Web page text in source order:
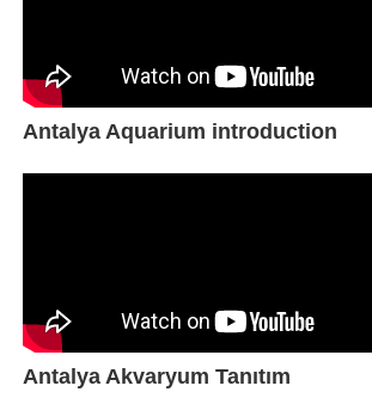
Antalya Aquarium introduction
Antalya Akvaryum Tanıtım